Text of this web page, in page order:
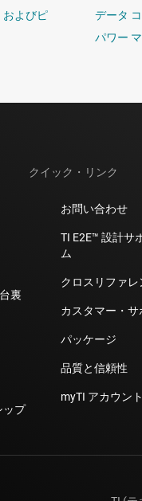
およびピ
データ
パワー
裏
ップ
クイック・リンク
お問い合わせ
TI E2E™ 設計サ
ム
クロスリファレ
カスタマー・
パッケージ
品質と信頼性
myTI アカウン